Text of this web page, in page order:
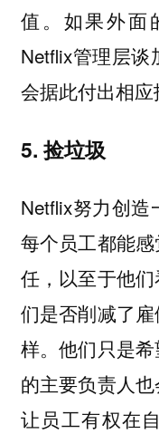
值。如果外面
Netflix管理层
会据此付出相应
5. 捡垃圾
Netflix努力创造
每个员工都能
任，以至于他
们是否削减了
样。他们只是
的主要负责人
让员工有权在